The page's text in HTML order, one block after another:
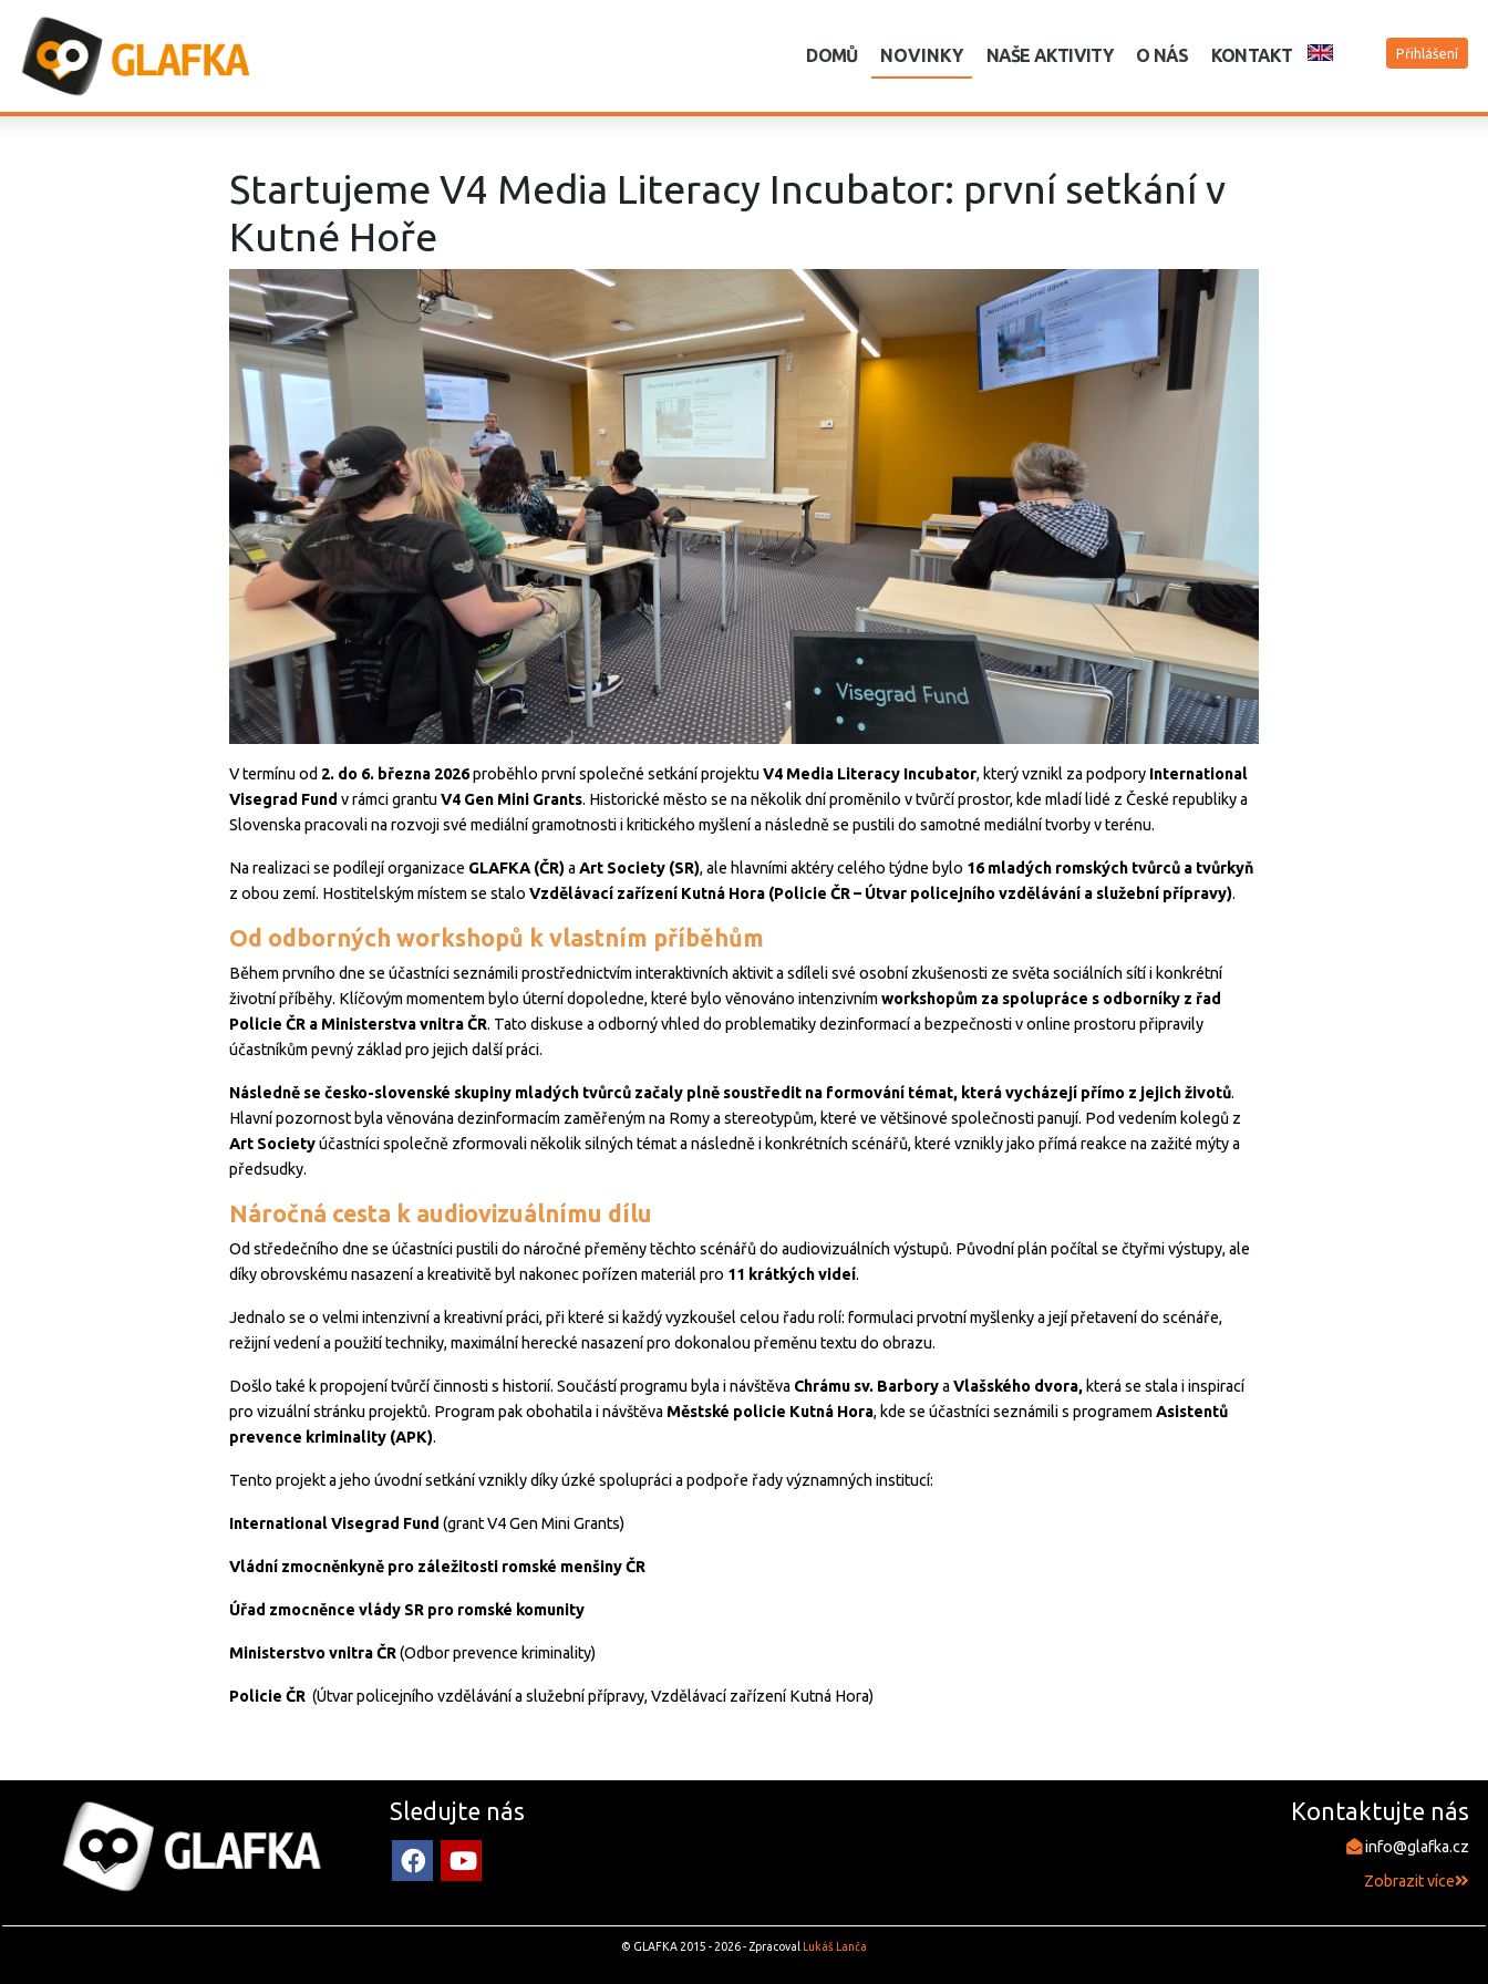
DOMŮ NOVINKY NAŠE AKTIVITY O NÁS KONTAKT Přihlášení
Startujeme V4 Media Literacy Incubator: první setkání v
Kutné Hoře
V termínu od 2. do 6. března 2026proběhlo první společné setkání projektuV4 Media Literacy Incubator, který vznikl za podpory International
Visegrad Fund v rámci grantuV4 Gen Mini Grants. Historické město se na několik dní proměnilo v tvůrčí prostor, kde mladí lidé z České republiky a
Slovenska pracovali na rozvoji své mediální gramotnosti i kritického myšlení a následně se pustili do samotné mediální tvorby v terénu.
Na realizaci se podílejí organizace GLAFKA (ČR)aArt Society (SR), ale hlavními aktéry celého týdne bylo 16 mladých romských tvůrců a tvůrkyň
z obou zemí. Hostitelským místem se stalo Vzdělávací zařízení Kutná Hora (Policie ČR – Útvar policejního vzdělávání a služební přípravy).
Od odborných workshopů k vlastním příběhům
Během prvního dne se účastníci seznámili prostřednictvím interaktivních aktivit a sdíleli své osobní zkušenosti ze světa sociálních sítí i konkrétní
životní příběhy. Klíčovým momentem bylo úterní dopoledne, které bylo věnováno intenzivnímworkshopům za spolupráce s odborníky z řad
Policie ČR a Ministerstva vnitra ČR. Tato diskuse a odborný vhled do problematiky dezinformací a bezpečnosti v online prostoru připravily
účastníkům pevný základ pro jejich další práci.
Následně se česko-slovenské skupiny mladých tvůrců začaly plně soustředit na formování témat, která vycházejí přímo z jejich životů.
Hlavní pozornost byla věnována dezinformacím zaměřeným na Romy a stereotypům, které ve většinové společnosti panují. Pod vedením kolegů z
Art Societyúčastníci společně zformovali několik silných témat a následně i konkrétních scénářů, které vznikly jako přímá reakce na zažité mýty a
předsudky.
Náročná cesta k audiovizuálnímu dílu
Od středečního dne se účastníci pustili do náročné přeměny těchto scénářů do audiovizuálních výstupů. Původní plán počítal se čtyřmi výstupy, ale
díky obrovskému nasazení a kreativitě byl nakonec pořízen materiál pro 11 krátkých videí.
Jednalo se o velmi intenzivní a kreativní práci, při které si každý vyzkoušel celou řadu rolí: formulaci prvotní myšlenky a její přetavení do scénáře,
režijní vedení a použití techniky, maximální herecké nasazení pro dokonalou přeměnu textu do obrazu.
Došlo také k propojení tvůrčí činnosti s historií. Součástí programu byla i návštěva Chrámu sv. BarboryaVlašského dvora, která se stala i inspirací
pro vizuální stránku projektů. Program pak obohatila i návštěva Městské policie Kutná Hora, kde se účastníci seznámili s programemAsistentů
prevence kriminality (APK).
Tento projekt a jeho úvodní setkání vznikly díky úzké spolupráci a podpoře řady významných institucí:
International Visegrad Fund (grant V4 Gen Mini Grants)
Vládní zmocněnkyně pro záležitosti romské menšiny ČR
Úřad zmocněnce vlády SR pro romské komunity
Ministerstvo vnitra ČR(Odbor prevence kriminality)
Policie ČR (Útvar policejního vzdělávání a služební přípravy, Vzdělávací zařízení Kutná Hora)
Sledujte nás Kontaktujte nás
info@glafka.cz
Zobrazit více
© GLAFKA 2015 - 2026 - Zpracoval Lukáš Lanča